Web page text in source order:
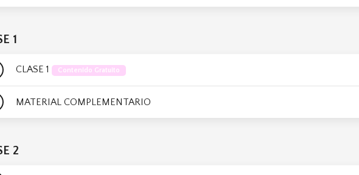
1
CLASE 1 Contenido Gratuito
MATERIAL COMPLEMENTARIO
2